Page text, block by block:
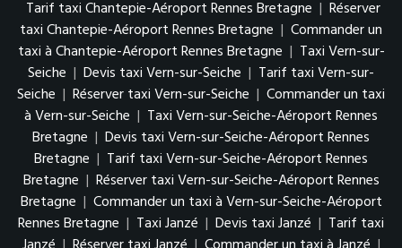
Tarif taxi Chantepie-Aéroport Rennes Bretagne | Réserver
taxi Chantepie-Aéroport Rennes Bretagne | Commander un
taxi à Chantepie-Aéroport Rennes Bretagne | Taxi Vern-sur-
Seiche | Devis taxi Vern-sur-Seiche | Tarif taxi Vern-sur-
Seiche | Réserver taxi Vern-sur-Seiche | Commander un taxi
à Vern-sur-Seiche | Taxi Vern-sur-Seiche-Aéroport Rennes
Bretagne | Devis taxi Vern-sur-Seiche-Aéroport Rennes
Bretagne | Tarif taxi Vern-sur-Seiche-Aéroport Rennes
Bretagne | Réserver taxi Vern-sur-Seiche-Aéroport Rennes
Bretagne | Commander un taxi à Vern-sur-Seiche-Aéroport
Rennes Bretagne | Taxi Janzé | Devis taxi Janzé | Tarif taxi